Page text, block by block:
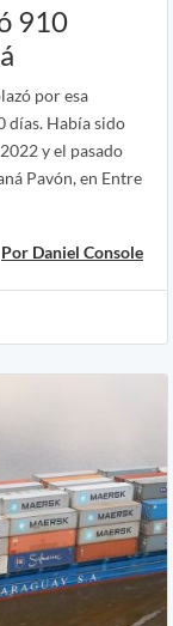
910
por esa
días. Había sido
y el pasado
Pavón, en Entre
Por Daniel Console